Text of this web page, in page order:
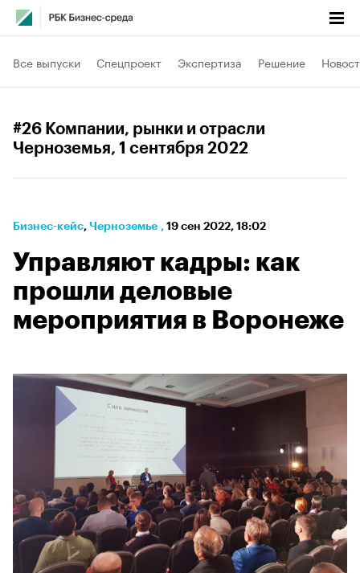
Все выпуски Спецпроект Экспертиза Решение
#26 Компании, рынки и отрасли
Черноземья, 1 сентября 2022
Бизнес-кейс⁠, Черноземье , 19 сен 2022, 18:02
Управляют кадры: как
прошли деловые
мероприятия в Воронеже